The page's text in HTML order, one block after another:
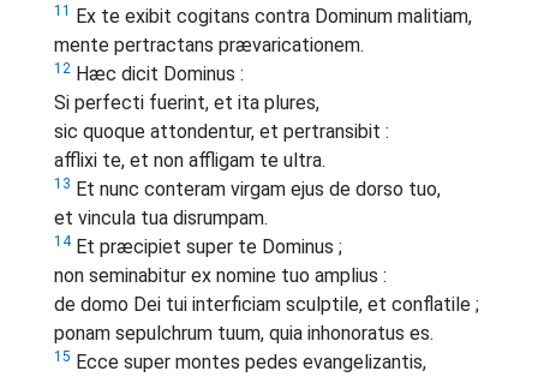
11 Ex te exibit cogitans contra Dominum malitiam,
mente pertractans prævaricationem.
12 Hæc dicit Dominus :
Si perfecti fuerint, et ita plures,
sic quoque attondentur, et pertransibit :
afflixi te, et non affligam te ultra.
13 Et nunc conteram virgam ejus de dorso tuo,
et vincula tua disrumpam.
14Et præcipiet super te Dominus ;
non seminabitur ex nomine tuo amplius :
de domo Dei tui interficiam sculptile, et conflatile ;
ponam sepulchrum tuum, quia inhonoratus es.
15 Ecce super montes pedes evangelizantis,